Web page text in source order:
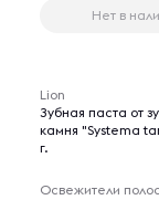
Нет в
Lion
Зубная паста от
камня "Systema
г.
Освежители